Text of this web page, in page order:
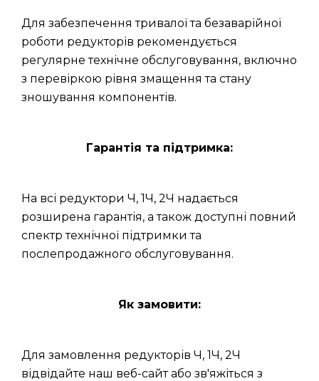
Для забезпечення тривалої та безаварійної
роботи редукторів рекомендується
регулярне технічне обслуговування, включно
з перевіркою рівня змащення та стану
зношування компонентів.
Гарантія та підтримка:
На всі редуктори Ч, 1Ч, 2Ч надається
розширена гарантія, а також доступні повний
спектр технічної підтримки та
послепродажного обслуговування.
Як замовити:
Для замовлення редукторів Ч, 1Ч, 2Ч
відвідайте наш веб-сайт або зв'яжіться з